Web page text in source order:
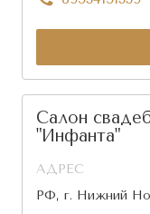
Салон
"Инфанта"
АДРЕС
РФ, г. Нижний